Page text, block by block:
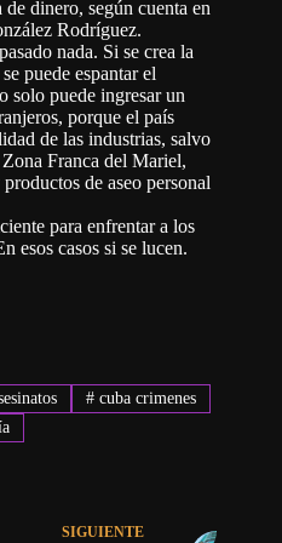
dinero, según cuenta en
Rodríguez.
nada. Si se crea la
puede espantar el
solo puede ingresar un
porque el país
de las industrias, salvo
Franca del Mariel,
de aseo personal
para enfrentar a los
esos casos si se lucen.
# cuba crimenes
SIGUIENTE